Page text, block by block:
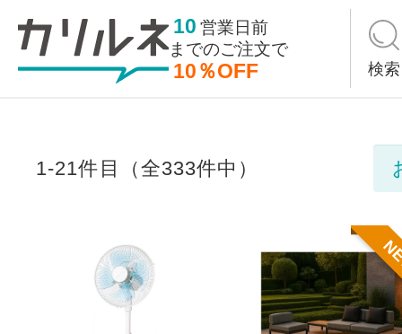
10 営業日前
までのご注文で
10％OFF 検索
1-21件目（全333件中）